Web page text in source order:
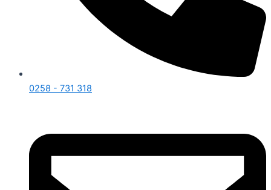
0258 - 731 318